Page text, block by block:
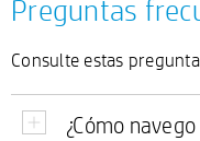
Preguntas
Consulte estas
¿Cómo